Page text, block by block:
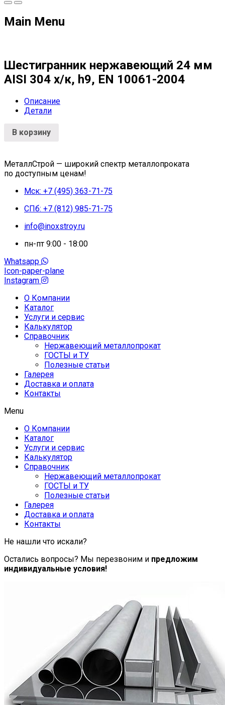
Main Menu
Шестигранник нержавеющий 24 мм
AISI 304 х/к, h9, EN 10061-2004
Описание
Детали
В корзину
МеталлСтрой — широкий спектр металлопроката
по доступным ценам!
Мск: +7 (495) 363-71-75
СПб: +7 (812) 985-71-75
info@inoxstroy.ru
пн-пт 9:00 - 18:00
Whatsapp
Icon-paper-plane
Instagram
О Компании
Каталог
Услуги и сервис
Калькулятор
Справочник
Нержавеющий металлопрокат
ГОСТЫ и ТУ
Полезные статьи
Галерея
Доставка и оплата
Контакты
Menu
О Компании
Каталог
Услуги и сервис
Калькулятор
Справочник
Нержавеющий металлопрокат
ГОСТЫ и ТУ
Полезные статьи
Галерея
Доставка и оплата
Контакты
Не нашли что искали?
Остались вопросы? Мы перезвоним и предложим
индивидуальные условия!